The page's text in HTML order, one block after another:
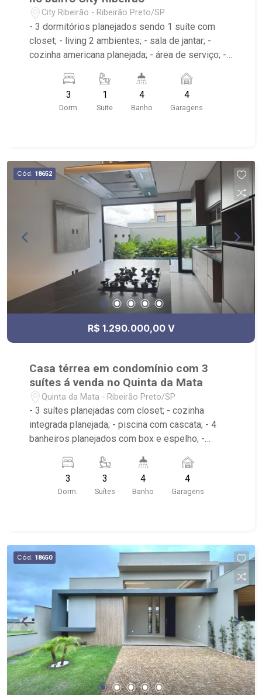
City Ribeirão - Ribeirão Preto/SP
- 3 dormitórios planejados sendo 1 suíte com
closet; - living 2 ambientes; - sala de jantar; -
cozinha americana planejada; - área de serviço; -
churrasqueira; - sauna; - vestiário; - piscina; - 4
banheiros planejados com espelho; - lavabo; -
próximo ao Boteco Vila Madá, Seo Pitanga Beach
3
Dorm.
1
Suite
4
Banho
4
Garagens
Cód. 18652
R$ 1.290.000,00 V
Casa térrea em condomínio com 3
suítes á venda no Quinta da Mata
Quinta da Mata - Ribeirão Preto/SP
- 3 suítes planejadas com closet; - cozinha
integrada planejada; - piscina com cascata; - 4
banheiros planejados com box e espelho; -
poliesportiva, academia, campo de futebol e
portaria 24 horas;
3
Dorm.
3
Suítes
4
Banho
4
Garagens
Cód. 18650